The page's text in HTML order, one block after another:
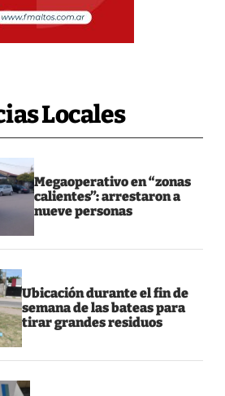
Locales
Megaoperativo en “zonas
calientes”: arrestaron a
nueve personas
Ubicación durante el fin de
semana de las bateas para
tirar grandes residuos